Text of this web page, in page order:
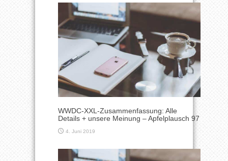
WWDC-XXL-Zusammenfassung: Alle
Details + unsere Meinung – Apfelplausch 97
4. Juni 2019